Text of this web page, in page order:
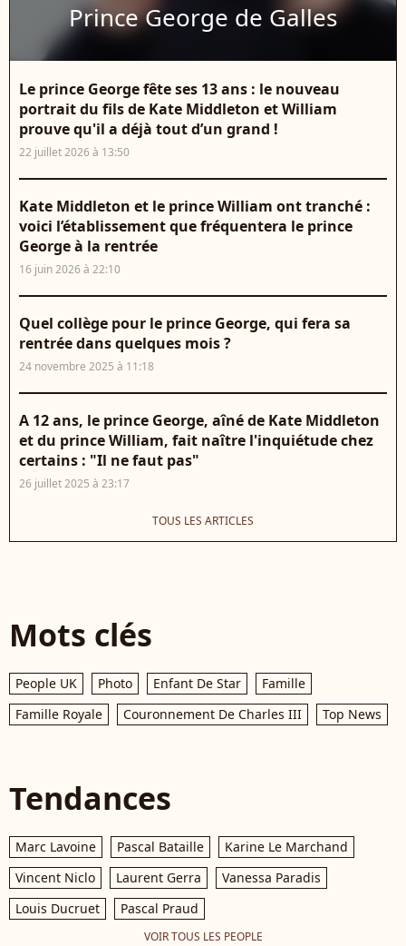
Prince George de Galles
Le prince George fête ses 13 ans : le nouveau
portrait du fils de Kate Middleton et William
prouve qu'il a déjà tout d’un grand !
22 juillet 2026 à 13:50
Kate Middleton et le prince William ont tranché :
voici l’établissement que fréquentera le prince
George à la rentrée
16 juin 2026 à 22:10
Quel collège pour le prince George, qui fera sa
rentrée dans quelques mois ?
24 novembre 2025 à 11:18
A 12 ans, le prince George, aîné de Kate Middleton
et du prince William, fait naître l'inquiétude chez
certains : "Il ne faut pas"
26 juillet 2025 à 23:17
TOUS LES ARTICLES
Mots clés
People UK Photo Enfant De Star
Famille
Famille Royale
Couronnement De Charles III Top News
Tendances
Marc Lavoine Pascal Bataille
Karine Le Marchand
Vincent Niclo
Laurent Gerra
Vanessa Paradis
Louis Ducruet
Pascal Praud
VOIR TOUS LES PEOPLE